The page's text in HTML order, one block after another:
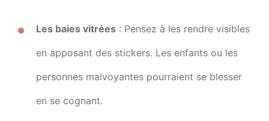
Les baies vitrées : Pensez à les rendre visibles
en apposant des stickers. Les enfants ou les
personnes malvoyantes pourraient se blesser
en se cognant.